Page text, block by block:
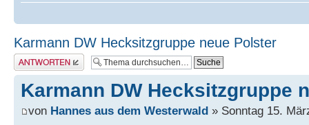
Karmann DW Hecksitzgruppe neue Polster
Antwort erstellen
Karmann DW Hecksitzgruppe
von Hannes aus dem Westerwald » Sonntag 15.